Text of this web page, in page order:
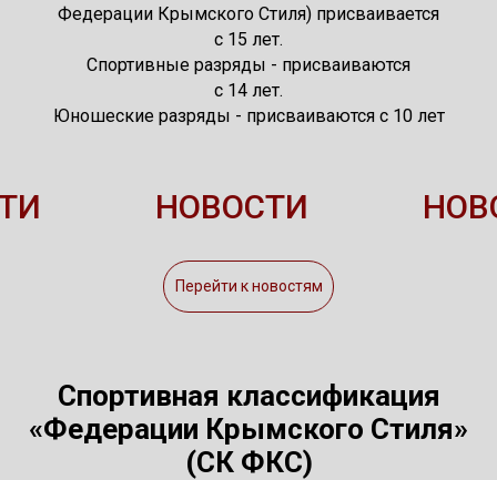
Федерации Крымского Стиля) присваивается
с 15 лет.
Спортивные разряды - присваиваются
с 14 лет.
Юношеские разряды - присваиваются с 10 лет
Перейти к новостям
НОВОСТИ
Спортивная классификация
«Федерации Крымского Стиля»
(СК ФКС)